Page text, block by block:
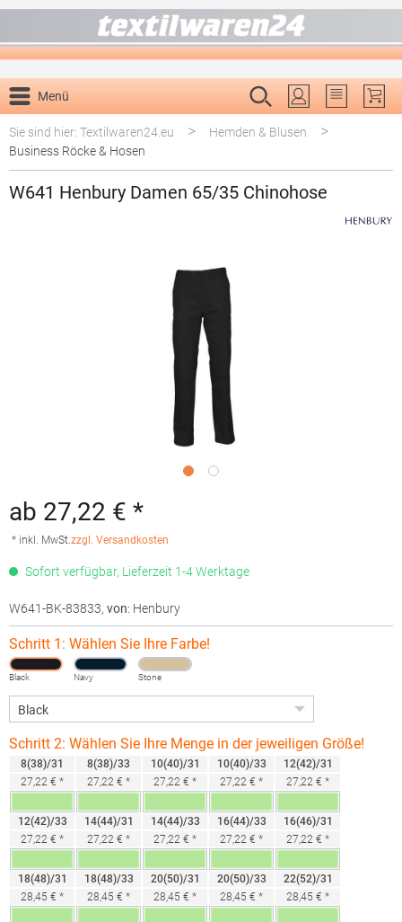
Menü
Du hast 0
Sie sind hier: Textilwaren24.eu
> Hemden & Blusen >
Business Röcke & Hosen
W641 Henbury Damen 65/35 Chinohose
ab 27,22 € *
* inkl. MwSt.zzgl. Versandkosten
Sofort verfügbar, Lieferzeit 1-4 Werktage
W641-BK-83833, von: Henbury
Schritt 1: Wählen Sie Ihre Farbe!
Black Navy Stone
Schritt 2: Wählen Sie Ihre Menge in der jeweiligen Größe!
8(38)/31
27,22 € *
8(38)/33
27,22 € *
10(40)/31
27,22 € *
10(40)/33
27,22 € *
12(42)/31
27,22 € *
12(42)/33
27,22 € *
14(44)/31
27,22 € *
14(44)/33
27,22 € *
16(44)/33
27,22 € *
16(46)/31
27,22 € *
18(48)/31
28,45 € *
18(48)/33
28,45 € *
20(50)/31
28,45 € *
20(50)/33
28,45 € *
22(52)/31
28,45 € *